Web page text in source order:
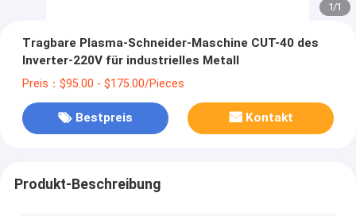
1/1
Tragbare Plasma-Schneider-Maschine CUT-40 des
Inverter-220V für industrielles Metall
Preis：$95.00 - $175.00/Pieces
Bestpreis Kontakt
Produkt-Beschreibung